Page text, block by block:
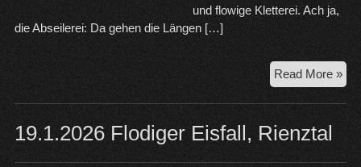
und flowige Kletterei. Ach ja,
die Abseilerei: Da gehen die Längen […]
Read More »
19.1.2026 Flodiger Eisfall, Rienztal